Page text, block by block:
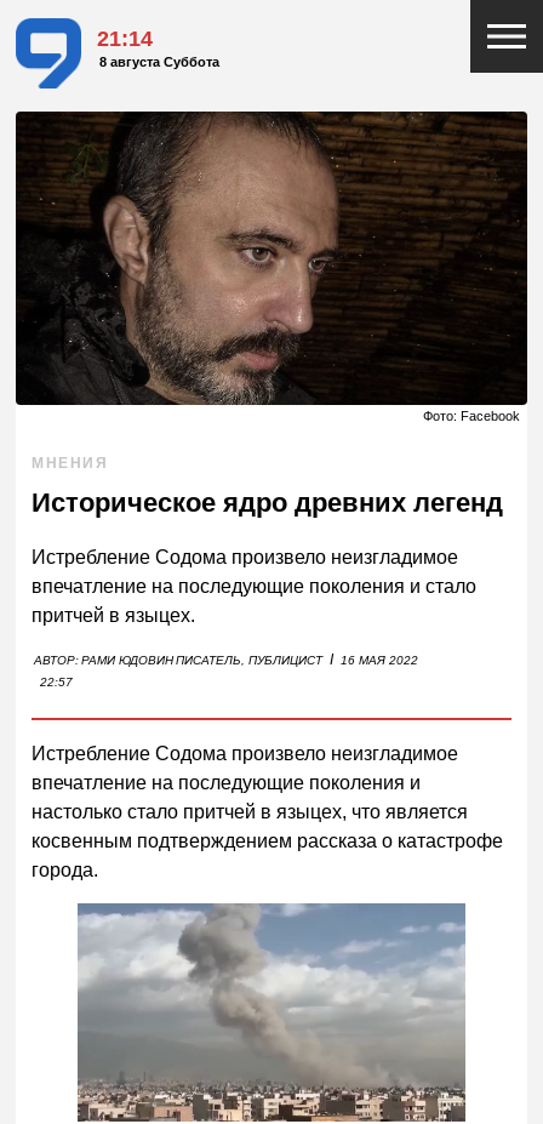
21:14
8 августа Суббота
Фото: Facebook
МНЕНИЯ
Историческое ядро древних легенд
Истребление Содома произвело неизгладимое
впечатление на последующие поколения и стало
притчей в языцех.
АВТОР:РАМИ ЮДОВИНПИСАТЕЛЬ, ПУБЛИЦИСТ I
16 МАЯ 2022
22:57
Истребление Содома произвело неизгладимое
впечатление на последующие поколения и
настолько стало притчей в языцех, что является
косвенным подтверждением рассказа о катастрофе
города.